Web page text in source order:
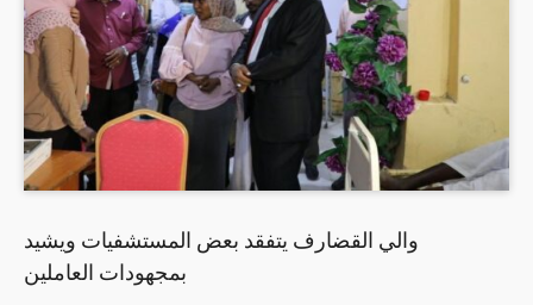
والي القضارف يتفقد بعض المستشفيات ويشيد
بمجهودات العاملين